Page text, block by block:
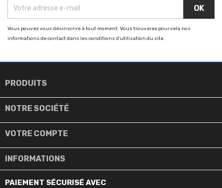
Vous pouvez vous désinscrire à tout moment. Vous trouverez pour cela nos
informations de contact dans les conditions d'utilisation du site.
PRODUITS
NOTRE SOCIÉTÉ
VOTRE COMPTE
INFORMATIONS
PAIEMENT SÉCURISÉ AVEC